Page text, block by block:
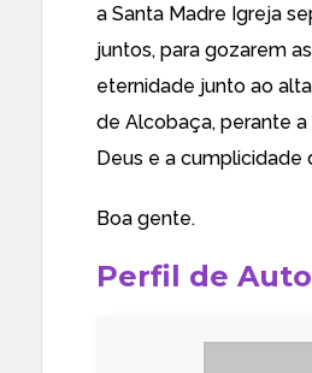
a Santa Madre Igreja
juntos, para gozarem
eternidade junto ao
de Alcobaça, perante
Deus e a cumplicidade
Boa gente.
Perfil de